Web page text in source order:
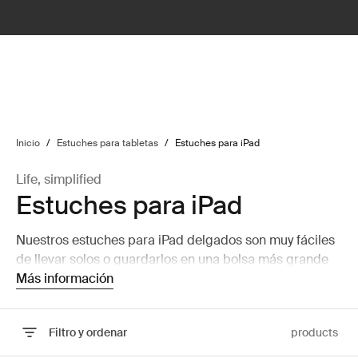
Inicio / Estuches para tabletas / Estuches para iPad
Life, simplified
Estuches para iPad
Nuestros estuches para iPad delgados son muy fáciles
de llevar solos o guardarlos en una bolsa más grande
sin añadir volumen.
Más información
Filtro y ordenar products